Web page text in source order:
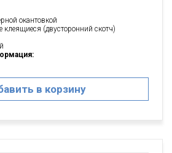
окантовкой
клеящиеся (двусторонний скотч)
в корзину